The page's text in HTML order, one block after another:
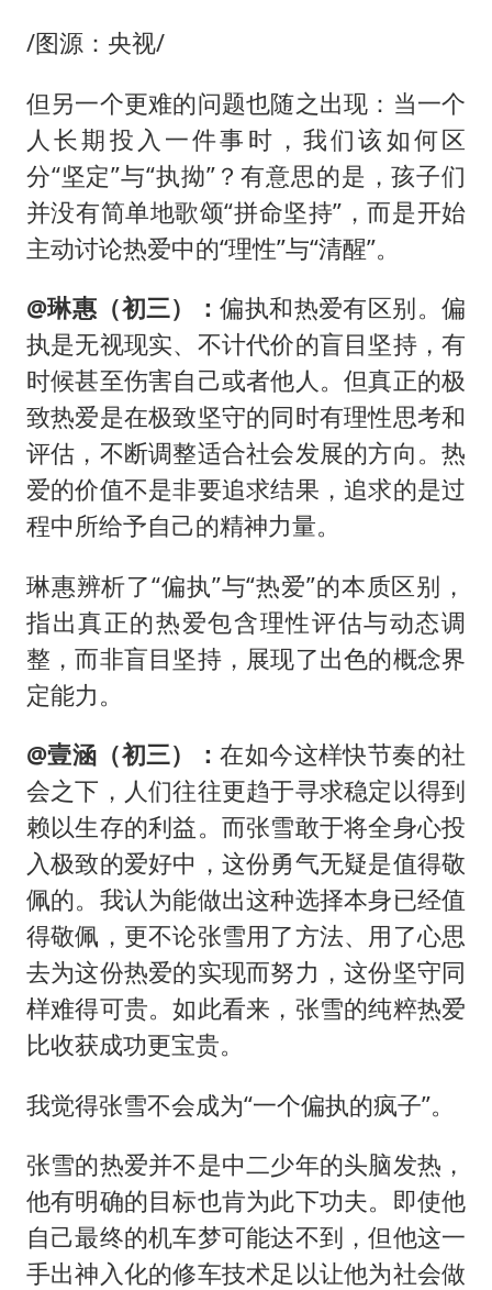
/图源：央视/
但另一个更难的问题也随之出现：当一个
人长期投入一件事时，我们该如何区
分“坚定”与“执拗”？有意思的是，孩子们
并没有简单地歌颂“拼命坚持”，而是开始
主动讨论热爱中的“理性”与“清醒”。
@琳惠（初三）：偏执和热爱有区别。偏
执是无视现实、不计代价的盲目坚持，有
时候甚至伤害自己或者他人。但真正的极
致热爱是在极致坚守的同时有理性思考和
评估，不断调整适合社会发展的方向。热
爱的价值不是非要追求结果，追求的是过
程中所给予自己的精神力量。
琳惠辨析了“偏执”与“热爱”的本质区别，
指出真正的热爱包含理性评估与动态调
整，而非盲目坚持，展现了出色的概念界
定能力。
@壹涵（初三）：在如今这样快节奏的社
会之下，人们往往更趋于寻求稳定以得到
赖以生存的利益。而张雪敢于将全身心投
入极致的爱好中，这份勇气无疑是值得敬
佩的。我认为能做出这种选择本身已经值
得敬佩，更不论张雪用了方法、用了心思
去为这份热爱的实现而努力，这份坚守同
样难得可贵。如此看来，张雪的纯粹热爱
比收获成功更宝贵。
我觉得张雪不会成为“一个偏执的疯子”。
张雪的热爱并不是中二少年的头脑发热，
他有明确的目标也肯为此下功夫。即使他
自己最终的机车梦可能达不到，但他这一
手出神入化的修车技术足以让他为社会做